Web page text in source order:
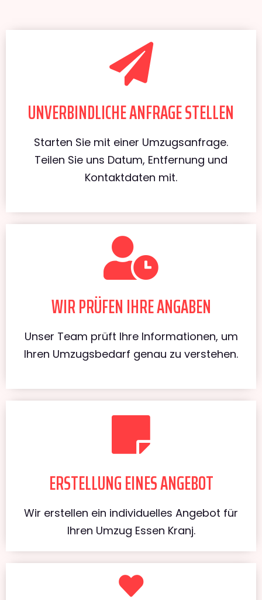
UNVERBINDLICHE ANFRAGE STELLEN
Starten Sie mit einer Umzugsanfrage.
Teilen Sie uns Datum, Entfernung und
Kontaktdaten mit.
WIR PRÜFEN IHRE ANGABEN
Unser Team prüft Ihre Informationen, um
Ihren Umzugsbedarf genau zu verstehen.
ERSTELLUNG EINES ANGEBOT
Wir erstellen ein individuelles Angebot für
Ihren Umzug Essen Kranj.